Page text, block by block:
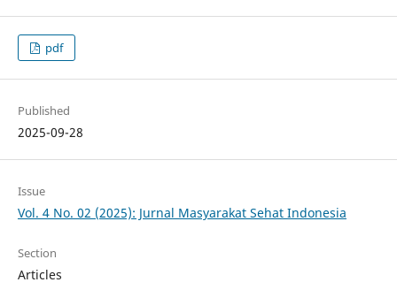
pdf
Published
2025-09-28
Issue
Vol. 4 No. 02 (2025): Jurnal Masyarakat Sehat Indonesia
Section
Articles